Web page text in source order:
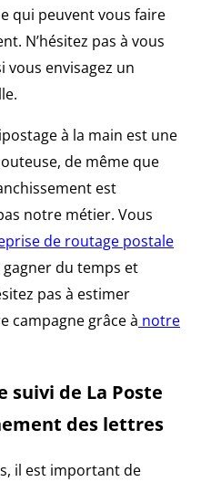
qui peuvent vous faire
N’hésitez pas à vous
vous envisagez un
à la main est une
de même que
est
notre métier. Vous
de routage postale
du temps et
pas à estimer
campagne grâce à notre
suivi de La Poste
des lettres
il est important de